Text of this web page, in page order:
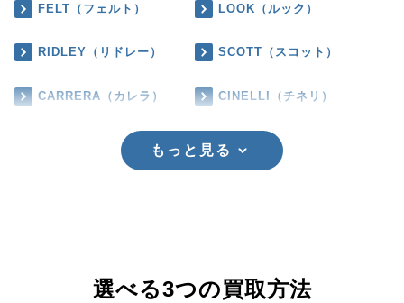
FELT（フェルト） LOOK（ルック）
RIDLEY（リドレー） SCOTT（スコット）
CARRERA（カレラ） CINELLI（チネリ）
もっと見る
選べる3つの買取方法